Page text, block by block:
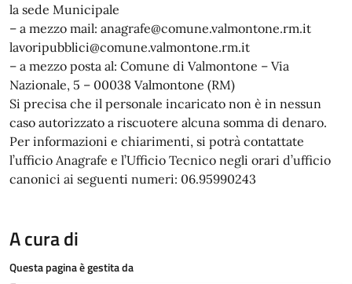
la sede Municipale
– a mezzo mail: anagrafe@comune.valmontone.rm.it
lavoripubblici@comune.valmontone.rm.it
– a mezzo posta al: Comune di Valmontone – Via
Nazionale, 5 – 00038 Valmontone (RM)
Si precisa che il personale incaricato non è in nessun
caso autorizzato a riscuotere alcuna somma di denaro.
Per informazioni e chiarimenti, si potrà contattate
l’ufficio Anagrafe e l’Ufficio Tecnico negli orari d’ufficio
canonici ai seguenti numeri: 06.95990243
A cura di
Questa pagina è gestita da